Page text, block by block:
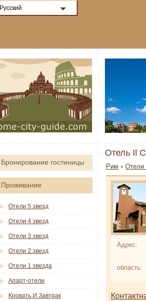
Отель Il
Рим ›Отели
Адрес:
область:
Бронирование гостиницы
Проживание
Отели 5 звезд
Отели 4 звезд
Отели 3 звезд
Отели 2 звезд
Отели 1 звезда
Апарт-отели
Кровать И Завтрак
Русский